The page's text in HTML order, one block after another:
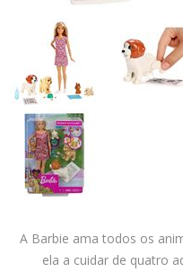
A Barbie ama todos os
ela a cuidar de quatro